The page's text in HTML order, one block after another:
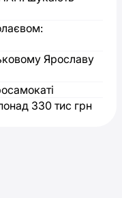
Ярославу
330 тис грн